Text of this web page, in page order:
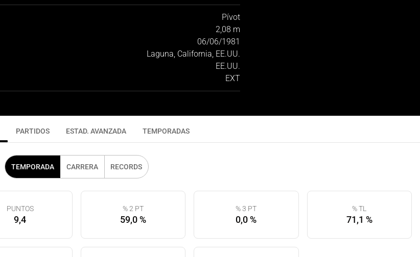
Pívot
2,08 m
06/06/1981
Laguna, California, EE.UU.
EE.UU.
EXT
PARTIDOS ESTAD. AVANZADA TEMPORADAS
TEMPORADA CARRERA RECORDS
PUNTOS
9,4
% 2 PT
59,0 %
% 3 PT
0,0 %
% TL
71,1 %